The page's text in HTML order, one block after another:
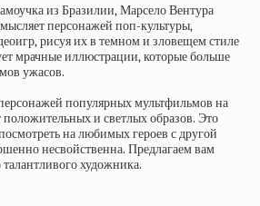
из Бразилии, Марсело Вентура
персонажей поп-культуры,
рисуя их в темном и зловещем стиле
мрачные иллюстрации, которые больше
ужасов.
популярных мультфильмов на
и светлых образов. Это
на любимых героев с другой
несвойственна. Предлагаем вам
талантливого художника.